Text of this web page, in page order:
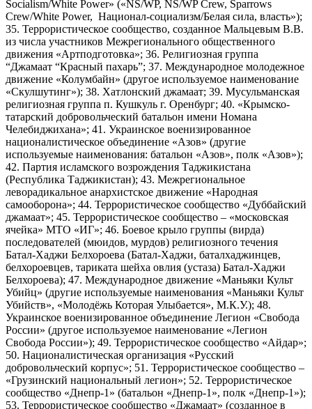
Socialism/White Power» («NS/WP, NS/WP Crew, Sparrows
Crew/White Power, Национал-социализм/Белая сила, власть»);
35. Террористическое сообщество, созданное Мальцевым В.В.
из числа участников Межрегионального общественного
движения «Артподготовка»; 36. Религиозная группа
“Джамаат “Красный пахарь”; 37. Международное молодежное
движение «Колумбайн» (другое используемое наименование
«Скулшутинг»); 38. Хатлонский джамаат; 39. Мусульманская
религиозная группа п. Кушкуль г. Оренбург; 40. «Крымско-
татарский добровольческий батальон имени Номана
Челебиджихана»; 41. Украинское военизированное
националистическое объединение «Азов» (другие
используемые наименования: батальон «Азов», полк «Азов»);
42. Партия исламского возрождения Таджикистана
(Республика Таджикистан); 43. Межрегиональное
леворадикальное анархистское движение «Народная
самооборона»; 44. Террористическое сообщество «Дуббайский
джамаат»; 45. Террористическое сообщество – «московская
ячейка» МТО «ИГ»; 46. Боевое крыло группы (вирда)
последователей (мюидов, мурдов) религиозного течения
Батал-Хаджи Белхороева (Батал-Хаджи, баталхаджинцев,
белхороевцев, тариката шейха овлия (устаза) Батал-Хаджи
Белхороева); 47. Международное движение «Маньяки Культ
Убийц» (другие используемые наименования «Маньяки Культ
Убийств», «Молодёжь Которая Улыбается», М.К.У.); 48.
Украинское военизированное объединение Легион «Свобода
России» (другое используемое наименование «Легион
Свобода России»); 49. Террористическое сообщество «Айдар»;
50. Националистическая организация «Русский
добровольческий корпус»; 51. Террористическое сообщество –
«Грузинский национальный легион»; 52. Террористическое
сообщество «Днепр-1» (батальон «Днепр-1», полк «Днепр-1»);
53. Террористическое сообщество «Джамаат» (созданное в